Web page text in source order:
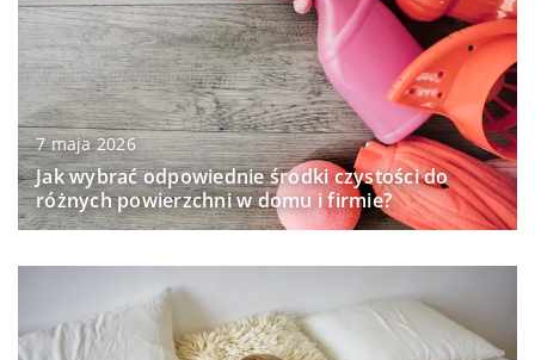
7 maja 2026
Jak wybrać odpowiednie środki czystości do
różnych powierzchni w domu i firmie?